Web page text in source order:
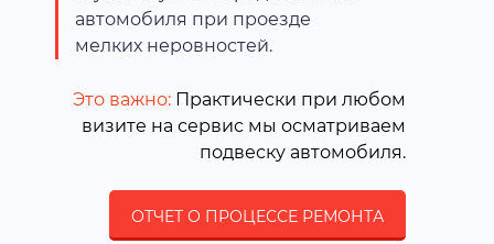
автомобиля при проезде
мелких неровностей.
Это важно: Практически при любом
визите на сервис мы осматриваем
подвеску автомобиля.
ОТЧЕТ О ПРОЦЕССЕ РЕМОНТА